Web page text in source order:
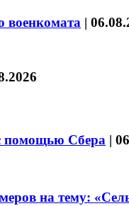
военкомата |
помощью Сбера |
на тему: